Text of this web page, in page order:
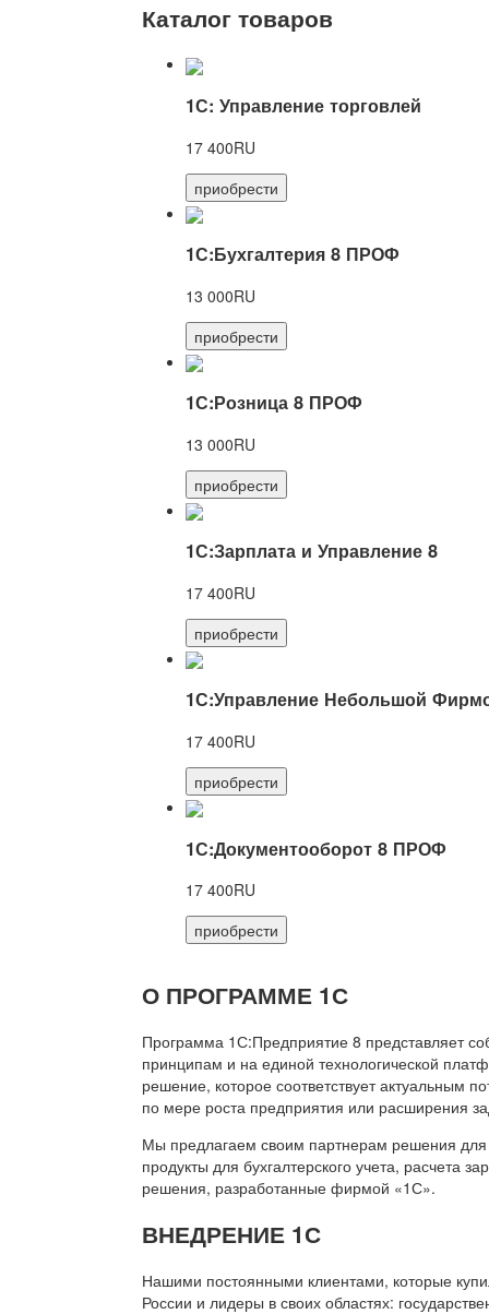
Каталог товаров
1С: Управление торговлей
17 400RU
приобрести
1С:Бухгалтерия 8 ПРОФ
13 000RU
приобрести
1С:Розница 8 ПРОФ
13 000RU
приобрести
1С:Зарплата и Управление 8
17 400RU
приобрести
1С:Управление Небольшой
17 400RU
приобрести
1С:Документооборот 8 ПРОФ
17 400RU
приобрести
О ПРОГРАММЕ 1С
Программа 1С:Предприятие 8 представляет
принципам и на единой технологической
решение, которое соответствует актуальным
по мере роста предприятия или расширения
Мы предлагаем своим партнерам решения для
продукты для бухгалтерского учета, расчета
решения, разработанные фирмой «1С».
ВНЕДРЕНИЕ 1С
Нашими постоянными клиентами, которые
России и лидеры в своих областях: